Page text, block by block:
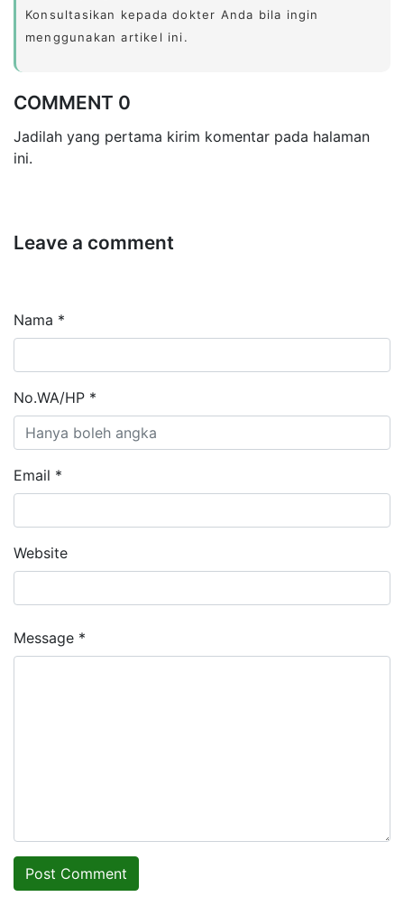
Konsultasikan kepada dokter Anda bila ingin
menggunakan artikel ini.
COMMENT 0
Jadilah yang pertama kirim komentar pada halaman
ini.
Leave a comment
Nama *
No.WA/HP *
Email *
Website
Message *